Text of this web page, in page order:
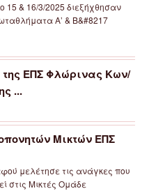
15 & 16/3/2025 διεξήχθησαν
Α’ & Β&#8217
ΕΠΣ Φλώρινας Κων/
...
Μικτών ΕΠΣ
μελέτησε τις ανάγκες που
στις Μικτές Ομάδε